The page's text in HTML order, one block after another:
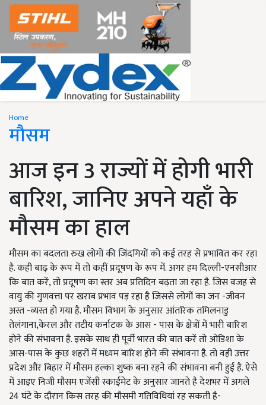
Home
मौसम
आज इन 3 राज्यों में होगी भारी
बारिश, जानिए अपने यहाँ के
मौसम का हाल
मौसम का बदलता रुख लोगों की जिंदगियों को कई तरह से प्रभावित कर रहा
है. कही बाढ़ के रूप में तो कहीं प्रदूषण के रूप में. अगर हम दिल्ली-एनसीआर
कि बात करें, तो प्रदूषण का स्तर अब प्रतिदिन बढ़ता जा रहा है. जिस वजह से
वायु की गुणवत्ता पर खराब प्रभाव पड़ रहा है जिससे लोगों का जन -जीवन
अस्त -व्यस्त हो गया है. मौसम विभाग के अनुसार आंतरिक तमिलनाडु
तेलंगाना,केरल और तटीय कर्नाटक के आस - पास के क्षेत्रों में भारी बारिश
होने की संभावना है. इसके साथ ही पूर्वी भारत की बात करें तो ओडिशा के
आस-पास के कुछ शहरों में मध्यम बारिश होने की संभावना है. तो वही उत्तर
प्रदेश और बिहार में मौसम हल्का शुष्क बना रहने की संभावना बनी हुई है. ऐसे
में आइए निजी मौसम एजेंसी स्काईमेट के अनुसार जानते है देशभर में अगले
24 घंटे के दौरान किस तरह की मौसमी गतिविधियां रह सकती है-